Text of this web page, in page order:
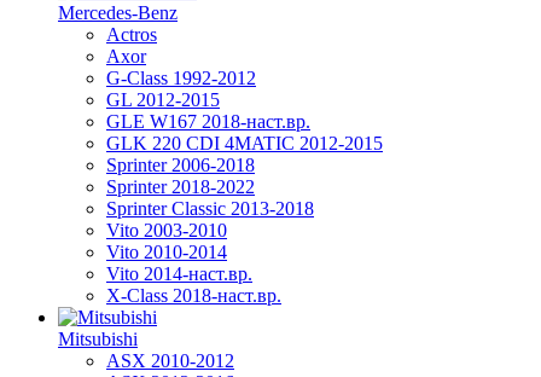
Mercedes-Benz
Actros
Axor
G-Class 1992-2012
GL 2012-2015
GLE W167 2018-наст.вр.
GLK 220 CDI 4MATIC 2012-2015
Sprinter 2006-2018
Sprinter 2018-2022
Sprinter Classic 2013-2018
Vito 2003-2010
Vito 2010-2014
Vito 2014-наст.вр.
X-Class 2018-наст.вр.
Mitsubishi
ASX 2010-2012